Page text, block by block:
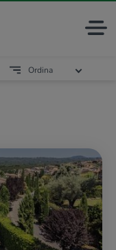
Ordina